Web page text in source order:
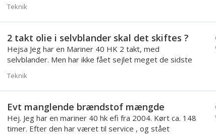
Teknik
2 takt olie i selvblander skal det skiftes ?
Hejsa Jeg har en Mariner 40 HK 2 takt, med
selvblander. Men har ikke fået sejlet meget de sidste
Teknik
Evt manglende brændstof mængde
Hej. Jeg har en mariner 40 hk efi fra 2004. Kørt ca. 148
timer. Efter den har været til service , og stået